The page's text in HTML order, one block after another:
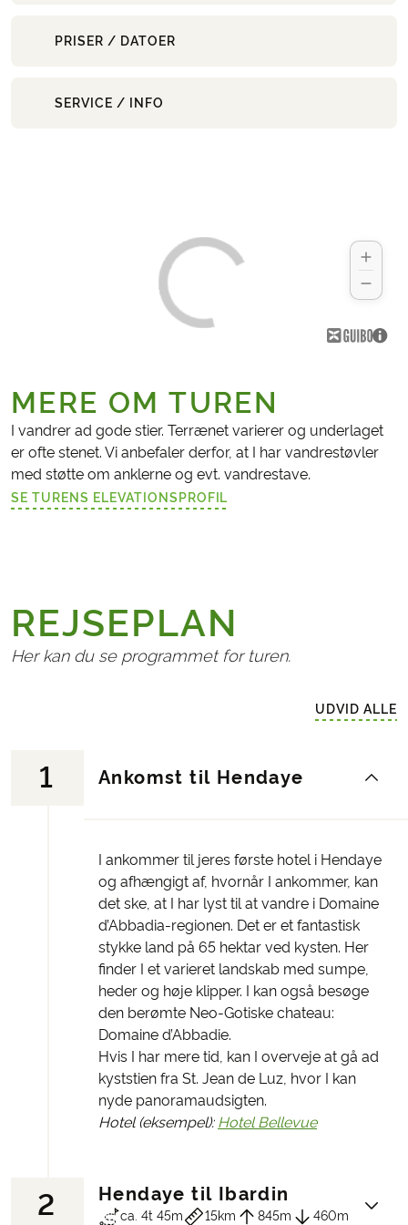
PRISER / DATOER
SERVICE / INFO
MERE OM TUREN
I vandrer ad gode stier. Terrænet varierer og underlaget
er ofte stenet. Vi anbefaler derfor, at I har vandrestøvler
med støtte om anklerne og evt. vandrestave.
SE TURENS ELEVATIONSPROFIL
REJSEPLAN
Her kan du se programmet for turen.
UDVID ALLE
1 Ankomst til Hendaye
I ankommer til jeres første hotel i Hendaye
og afhængigt af, hvornår I ankommer, kan
det ske, at I har lyst til at vandre i Domaine
d’Abbadia-regionen. Det er et fantastisk
stykke land på 65 hektar ved kysten. Her
finder I et varieret landskab med sumpe,
heder og høje klipper. I kan også besøge
den berømte Neo-Gotiske chateau:
Domaine d’Abbadie.
Hvis I har mere tid, kan I overveje at gå ad
kyststien fra St. Jean de Luz, hvor I kan
nyde panoramaudsigten.
Hotel (eksempel): Hotel Bellevue
2 Hendaye til Ibardin
ca. 4t 45m 15km 845m 460m